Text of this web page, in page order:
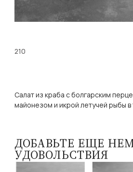
210
Салат из краба с болгарским
майонезом и икрой летучей рыбы в
ДОБАВЬТЕ ЕЩЕ
УДОВОЛЬСТВИЯ